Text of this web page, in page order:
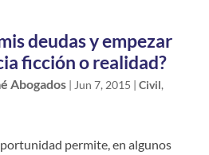
deudas y empezar
ficción o realidad?
Abogados| Jun 7, 2015 | Civil,
permite, en algunos